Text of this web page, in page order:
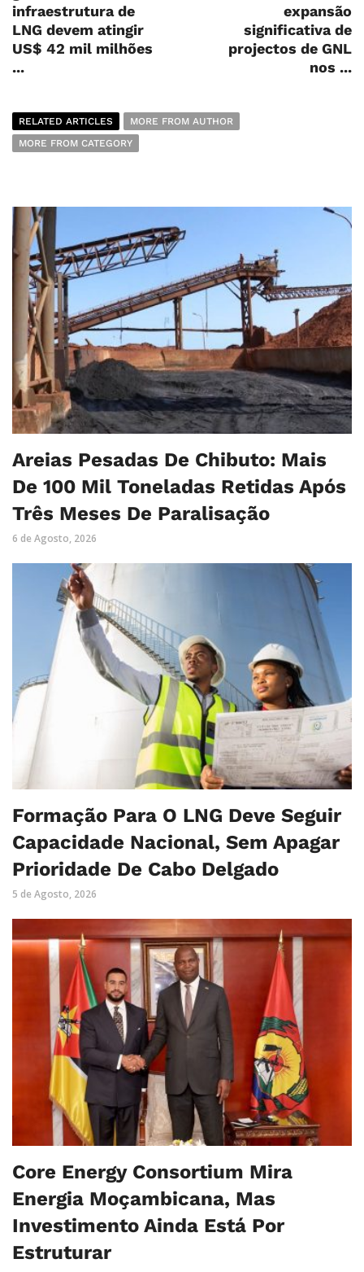
infraestrutura de
LNG devem atingir
US$ 42 mil milhões
...
expansão
significativa de
projectos de GNL
nos ...
RELATED ARTICLES
MORE FROM AUTHOR
MORE FROM CATEGORY
Areias Pesadas De Chibuto: Mais
De 100 Mil Toneladas Retidas Após
Três Meses De Paralisação
6 de Agosto, 2026
Formação Para O LNG Deve Seguir
Capacidade Nacional, Sem Apagar
Prioridade De Cabo Delgado
5 de Agosto, 2026
Core Energy Consortium Mira
Energia Moçambicana, Mas
Investimento Ainda Está Por
Estruturar